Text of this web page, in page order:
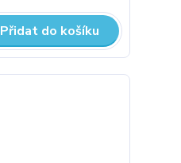
Přidat do košíku